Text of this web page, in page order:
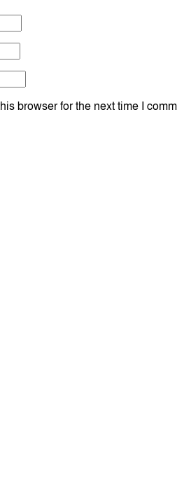
browser for the next time I